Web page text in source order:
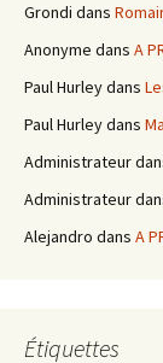
Grondi dans
Anonyme dans A
Paul Hurleydans
Paul Hurleydans
Administrateur
Administrateur
Alejandro dans A
Étiquettes